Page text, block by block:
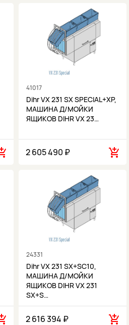
41017
Dihr VX 231 SX SPECIAL+XP,
МАШИНА Д/МОЙКИ
ЯЩИКОВ DIHR VX 23…
2 605 490 ₽
24331
Dihr VX 231 SX+SC10,
МАШИНА Д/МОЙКИ
ЯЩИКОВ DIHR VX 231
SX+S…
2 616 394 ₽